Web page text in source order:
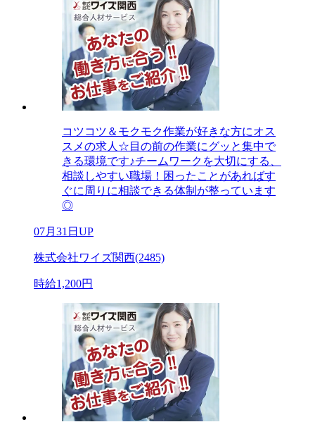
コツコツ＆モクモク作業が好きな方にオス
スメの求人☆目の前の作業にグッと集中で
きる環境です♪チームワークを大切にする、
相談しやすい職場！困ったことがあればす
ぐに周りに相談できる体制が整っています
◎
07月31日UP
株式会社ワイズ関西(2485)
時給1,200円